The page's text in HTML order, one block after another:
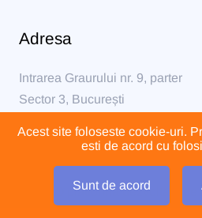
Adresa
Intrarea Graurului nr. 9, parter
Sector 3, București
formular@formular230.ro
O platformă dezvoltată de
Acest site foloseste cookie-uri.
esti de acord cu
Sunt de acord